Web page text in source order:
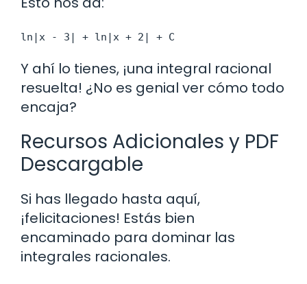
ln|x - 3| + ln|x + 2| + C
Y ahí lo tienes, ¡una integral racional
resuelta! ¿No es genial ver cómo todo
encaja?
Recursos Adicionales y PDF
Descargable
Si has llegado hasta aquí,
¡felicitaciones! Estás bien
encaminado para dominar las
integrales racionales.